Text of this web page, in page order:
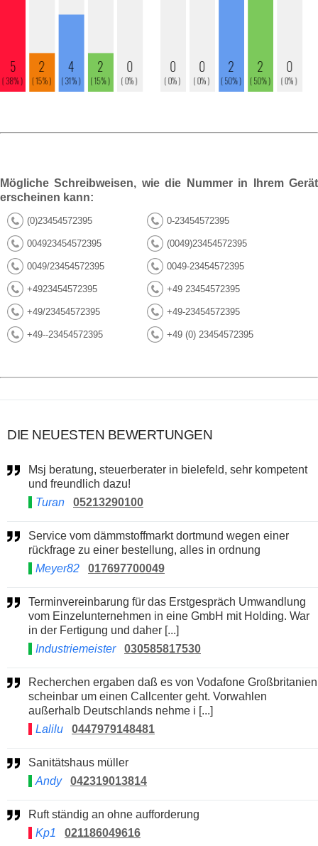
Mögliche Schreibweisen, wie die Nummer in Ihrem Gerät
erscheinen kann:
(0)23454572395 0-23454572395
004923454572395 (0049)23454572395
0049/23454572395 0049-23454572395
+4923454572395 +49 23454572395
+49/23454572395 +49-23454572395
+49--23454572395 +49 (0) 23454572395
DIE NEUESTEN BEWERTUNGEN
Msj beratung, steuerberater in bielefeld, sehr kompetent
und freundlich dazu!
Turan
05213290100
Service vom dämmstoffmarkt dortmund wegen einer
rückfrage zu einer bestellung, alles in ordnung
Meyer82
017697700049
Terminvereinbarung für das Erstgespräch Umwandlung
vom Einzelunternehmen in eine GmbH mit Holding. War
in der Fertigung und daher [...]
Industriemeister
030585817530
Recherchen ergaben daß es von Vodafone Großbritanien
scheinbar um einen Callcenter geht. Vorwahlen
außerhalb Deutschlands nehme i [...]
Lalilu
0447979148481
Sanitätshaus müller
Andy
042319013814
Ruft ständig an ohne aufforderung
Kp1
021186049616